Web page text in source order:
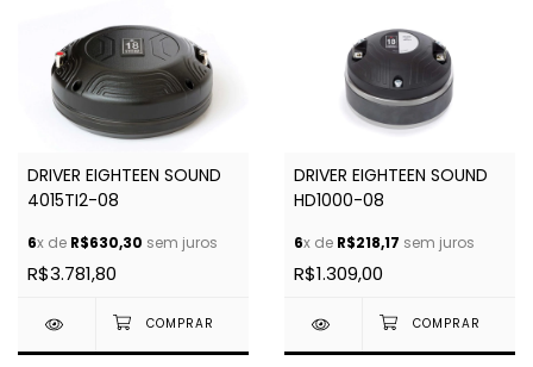
DRIVER EIGHTEEN SOUND
4015TI2-08
6x de R$630,30 sem juros
R$3.781,80
DRIVER EIGHTEEN SOUND
HD1000-08
6x de R$218,17 sem juros
R$1.309,00